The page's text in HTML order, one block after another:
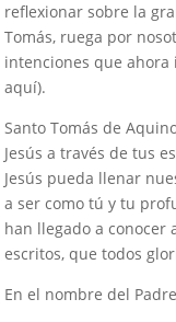
reflexionar sobre la
Tomás, ruega por
intenciones que
aquí).
Santo Tomás de
Jesús a través de tus
Jesús pueda llenar
a ser como tú y tu
han llegado a conocer
escritos, que todos
En el nombre del